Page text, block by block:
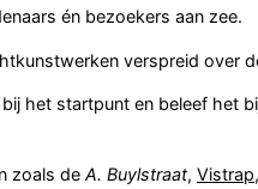
én bezoekers aan zee.
verspreid over
het startpunt en beleef het
zoals de A. Buylstraat, Vistrap,